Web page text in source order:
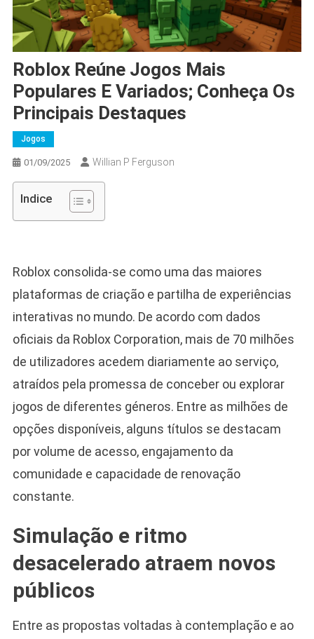
Roblox Reúne Jogos Mais
Populares E Variados; Conheça Os
Principais Destaques
Jogos
01/09/2025 Willian P Ferguson
Indice
Roblox consolida-se como uma das maiores
plataformas de criação e partilha de experiências
interativas no mundo. De acordo com dados
oficiais da Roblox Corporation, mais de 70 milhões
de utilizadores acedem diariamente ao serviço,
atraídos pela promessa de conceber ou explorar
jogos de diferentes géneros. Entre as milhões de
opções disponíveis, alguns títulos se destacam
por volume de acesso, engajamento da
comunidade e capacidade de renovação
constante.
Simulação e ritmo
desacelerado atraem novos
públicos
Entre as propostas voltadas à contemplação e ao